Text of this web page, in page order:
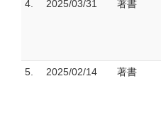
4. 2025/03/31 著書
5. 2025/02/14 著書